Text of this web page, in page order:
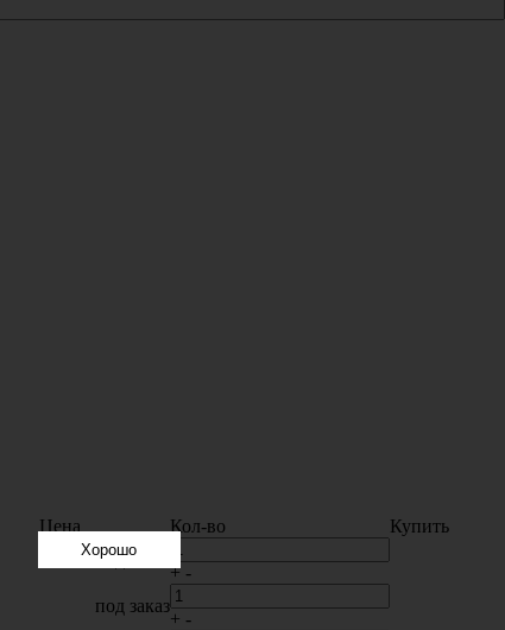
Цена Кол-во
Купить
под заказ
+ -
под заказ
+ -
Хорошо